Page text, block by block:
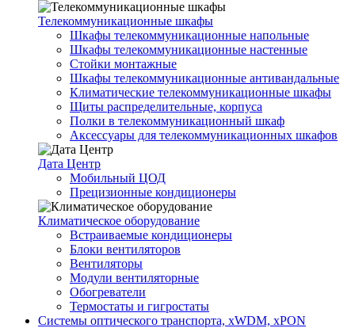
Телекоммуникационные шкафы
Шкафы телекоммуникационные напольные
Шкафы телекоммуникационные настенные
Стойки монтажные
Шкафы телекоммуникационные антивандальные
Климатические телекоммуникационные шкафы
Щиты распределительные, корпуса
Полки в телекоммуникационный шкаф
Аксессуары для телекоммуникационных шкафов
Дата Центр
Мобильный ЦОД
Прецизионные кондиционеры
Климатичeское оборудование
Встраиваемые кондиционеры
Блоки вентиляторов
Вентиляторы
Модули вентиляторные
Обогреватели
Термостаты и гигростаты
Системы оптического транспорта, xWDM, xPON